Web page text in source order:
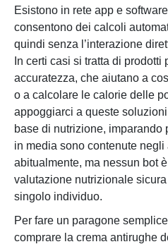
Esistono in rete app e
consentono dei calcoli
quindi senza l’interazione
In certi casi si tratta di prodotti
accuratezza, che aiutano a
o a calcolare le calorie delle
appoggiarci a queste
base di nutrizione, imparando
in media sono contenute
abitualmente, ma nessun bot
valutazione nutrizionale
singolo individuo.
Per fare un paragone
comprare la crema antirughe